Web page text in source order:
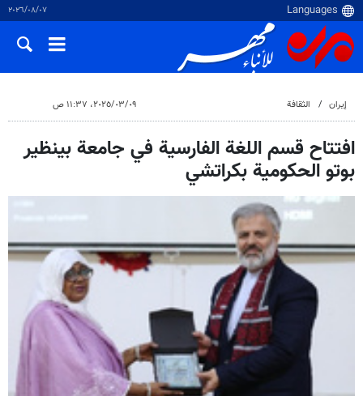
٠٧‏/٠٨‏/٢٠٢٦
إيران الثقافة ٠٩‏/٠٣‏/٢٠٢٥، ١١:٣٧ ص
افتتاح قسم اللغة الفارسية في جامعة بينظير
بوتو الحكومية بكراتشي